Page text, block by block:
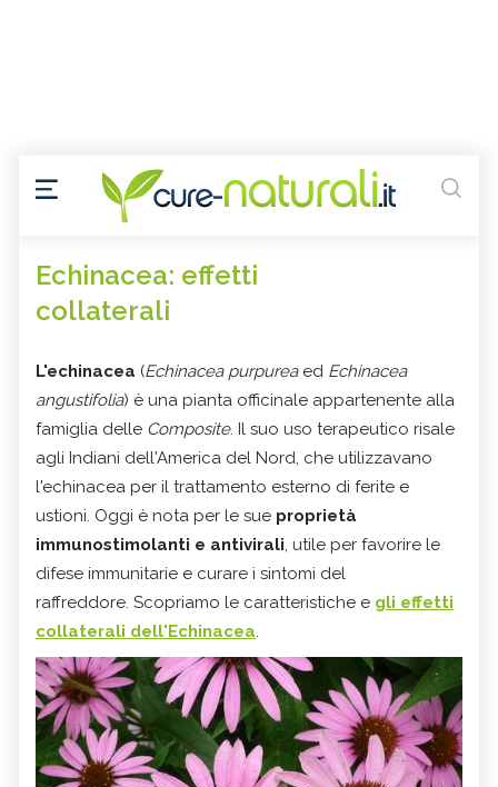
Echinacea: effetti
collaterali
L'echinacea (Echinacea purpureaed Echinacea
angustifolia) è una pianta officinale appartenente alla
famiglia delle Composite. Il suo uso terapeutico risale
agli Indiani dell'America del Nord, che utilizzavano
l'echinacea per il trattamento esterno di ferite e
ustioni. Oggi è nota per le sue proprietà
immunostimolanti e antivirali, utile per favorire le
difese immunitarie e curare i sintomi del
raffreddore. Scopriamo le caratteristiche e gli effetti
collaterali dell'Echinacea.